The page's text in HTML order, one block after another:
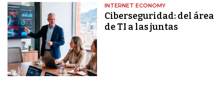
INTERNET ECONOMY
Ciberseguridad: del área
de TI a las juntas